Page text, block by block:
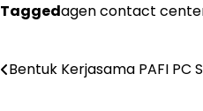
Taggedagen contact
Post
Bentuk Kerjasama PAFI PC